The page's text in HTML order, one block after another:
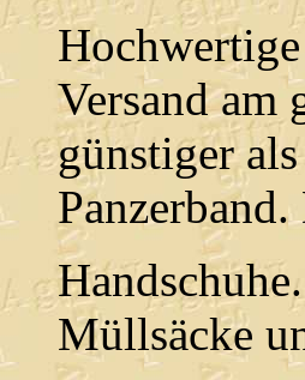
Versand am
günstiger
Handschuhe.
Müllsäcke